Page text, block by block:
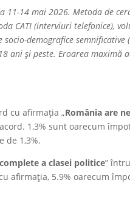
11-14 mai 2026. Metoda de
CATI (interviuri telefonice),
demografice
ani și peste. Eroarea maximă
cu afirmația „România are
1,3% sunt oarecum
de 1,3%.
a clasei politice”
afirmația, 5.9% oarecum